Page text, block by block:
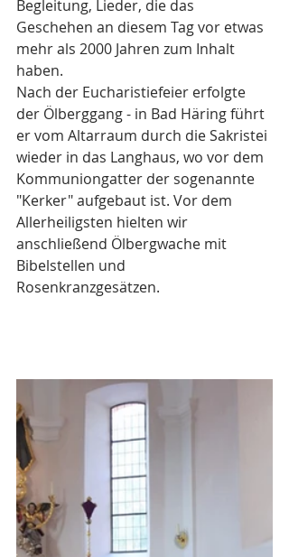
Begleitung, Lieder, die das
Geschehen an diesem Tag vor etwas
mehr als 2000 Jahren zum Inhalt
haben.
Nach der Eucharistiefeier erfolgte
der Ölberggang - in Bad Häring führt
er vom Altarraum durch die Sakristei
wieder in das Langhaus, wo vor dem
Kommuniongatter der sogenannte
"Kerker" aufgebaut ist. Vor dem
Allerheiligsten hielten wir
anschließend Ölbergwache mit
Bibelstellen und
Rosenkranzgesätzen.